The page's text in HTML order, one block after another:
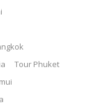
Tour Phuket